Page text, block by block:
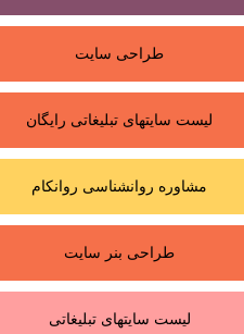
طراحی سایت
لیست سایتهای تبلیغاتی رایگان
مشاوره روانشناسی روانکام
طراحی بنر سایت
لیست سایتهای تبلیغاتی